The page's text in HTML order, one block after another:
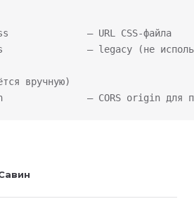
— URL CSS-файла
— legacy (не
вручную)
— CORS origin для